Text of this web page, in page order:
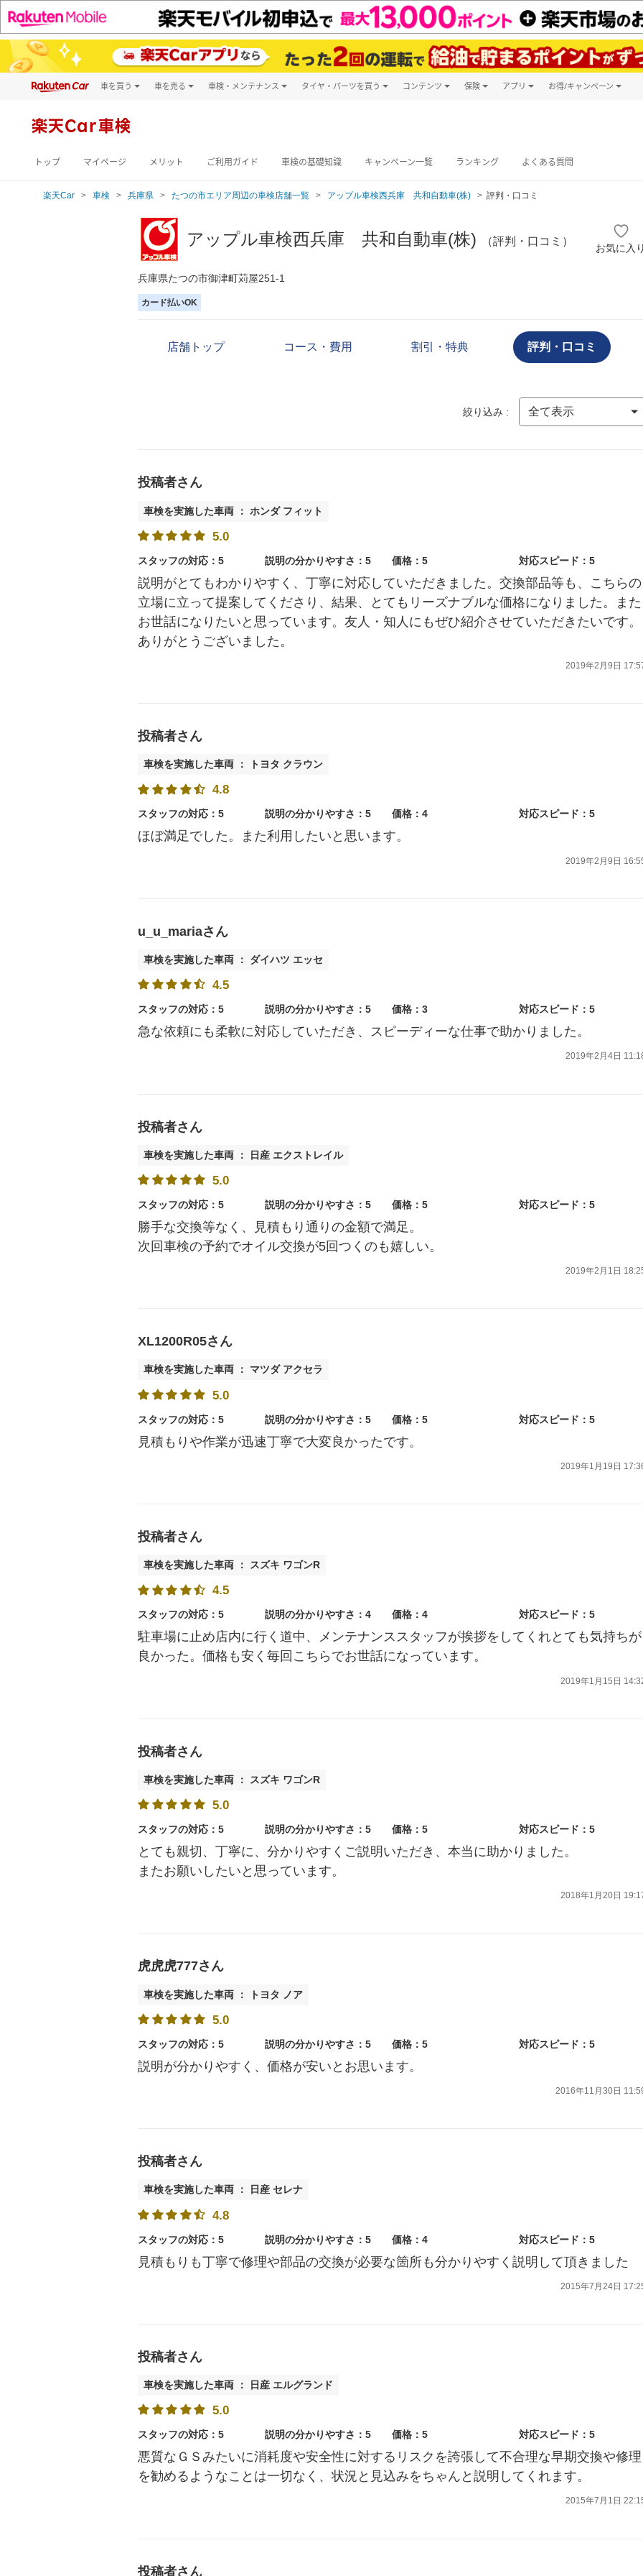
車を買う
新車
車を売る 車検・メンテナンス タイヤ・パーツを買う コンテンツ 保険 アプリ お得/キャンペーン
楽天Car車検
トップ マイページ メリット ご利用ガイド 車検の基礎知識 キャンペーン一覧 ランキング よくある質問
楽天Car 車検 兵庫県 たつの市エリア周辺の車検店舗一覧 アップル車検西兵庫 共和自動車(株) 評判・口コミ
アップル車検西兵庫 共和自動車(株) （評判・口コミ）
お気に入
兵庫県たつの市御津町苅屋251-1
カード払いOK
店舗トップ コース・費用 割引・特典 評判・口コミ
絞り込み :
投稿者さん
車検を実施した車両 ： ホンダ フィット
5.0
スタッフの対応：5 説明の分かりやすさ：5 価格：5 対応スピード：5
説明がとてもわかりやすく、丁寧に対応していただきました。交換部品等も、こちらの
立場に立って提案してくださり、結果、とてもリーズナブルな価格になりました。また
お世話になりたいと思っています。友人・知人にもぜひ紹介させていただきたいです。
ありがとうございました。
2019年2月9日
投稿者さん
車検を実施した車両 ： トヨタ クラウン
4.8
スタッフの対応：5 説明の分かりやすさ：5 価格：4 対応スピード：5
ほぼ満足でした。また利用したいと思います。
2019年2月9日
u_u_mariaさん
車検を実施した車両 ： ダイハツ エッセ
4.5
スタッフの対応：5 説明の分かりやすさ：5 価格：3 対応スピード：5
急な依頼にも柔軟に対応していただき、スピーディーな仕事で助かりました。
2019年2月4日
投稿者さん
車検を実施した車両 ： 日産 エクストレイル
5.0
スタッフの対応：5 説明の分かりやすさ：5 価格：5 対応スピード：5
勝手な交換等なく、見積もり通りの金額で満足。
次回車検の予約でオイル交換が5回つくのも嬉しい。
2019年2月1日
XL1200R05さん
車検を実施した車両 ： マツダ アクセラ
5.0
スタッフの対応：5 説明の分かりやすさ：5 価格：5 対応スピード：5
見積もりや作業が迅速丁寧で大変良かったです。
2019年1月19日
投稿者さん
車検を実施した車両 ： スズキ ワゴンR
4.5
スタッフの対応：5 説明の分かりやすさ：4 価格：4 対応スピード：5
駐車場に止め店内に行く道中、メンテナンススタッフが挨拶をしてくれとても気持ちが
良かった。価格も安く毎回こちらでお世話になっています。
2019年1月15日
投稿者さん
車検を実施した車両 ： スズキ ワゴンR
5.0
スタッフの対応：5 説明の分かりやすさ：5 価格：5 対応スピード：5
とても親切、丁寧に、分かりやすくご説明いただき、本当に助かりました。
またお願いしたいと思っています。
2018年1月20日
虎虎虎777さん
車検を実施した車両 ： トヨタ ノア
5.0
スタッフの対応：5 説明の分かりやすさ：5 価格：5 対応スピード：5
説明が分かりやすく、価格が安いとお思います。
2016年11月30日
投稿者さん
車検を実施した車両 ： 日産 セレナ
4.8
スタッフの対応：5 説明の分かりやすさ：5 価格：4 対応スピード：5
見積もりも丁寧で修理や部品の交換が必要な箇所も分かりやすく説明して頂きました
2015年7月24日
投稿者さん
車検を実施した車両 ： 日産 エルグランド
5.0
スタッフの対応：5 説明の分かりやすさ：5 価格：5 対応スピード：5
悪質なＧＳみたいに消耗度や安全性に対するリスクを誇張して不合理な早期交換や修理
を勧めるようなことは一切なく、状況と見込みをちゃんと説明してくれます。
2015年7月1日
投稿者さん